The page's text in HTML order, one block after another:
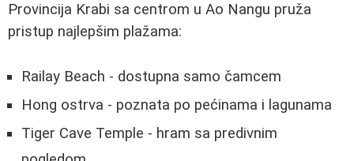
Provincija Krabi sa centrom u Ao Nangu pruža
pristup najlepšim plažama:
Railay Beach - dostupna samo čamcem
Hong ostrva - poznata po pećinama i lagunama
Tiger Cave Temple - hram sa predivnim